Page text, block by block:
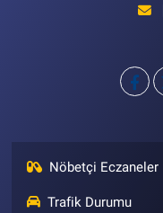
Nöbetçi Eczaneler
Trafik Durumu